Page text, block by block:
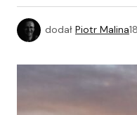
dodał Piotr Malina